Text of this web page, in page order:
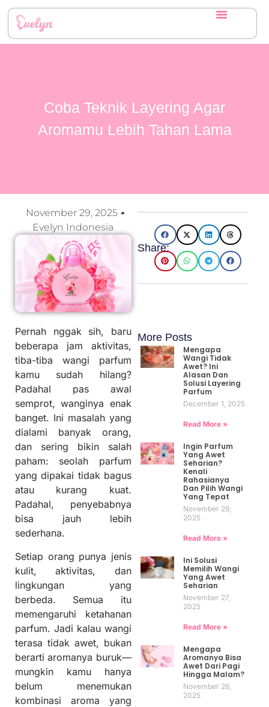
Coba Teknik Layering Agar
Aromamu Lebih Tahan Lama
November 29, 2025
Evelyn Indonesia
Pernah nggak sih, baru
beberapa jam aktivitas,
tiba-tiba wangi parfum
kamu sudah hilang?
Padahal pas awal
semprot, wanginya enak
banget. Ini masalah yang
dialami banyak orang,
dan sering bikin salah
paham: seolah parfum
yang dipakai tidak bagus
atau kurang kuat.
Padahal, penyebabnya
bisa jauh lebih
sederhana.
Setiap orang punya jenis
kulit, aktivitas, dan
lingkungan yang
berbeda. Semua itu
memengaruhi ketahanan
parfum. Jadi kalau wangi
terasa tidak awet, bukan
berarti aromanya buruk—
mungkin kamu hanya
belum menemukan
kombinasi aroma yang
Share:
More Posts
Mengapa
Wangi Tidak
Awet? Ini
Alasan Dan
Solusi Layering
Parfum
December 1, 2025
Read More »
Ingin Parfum
Yang Awet
Seharian?
Kenali
Rahasianya
Dan Pilih Wangi
Yang Tepat
November 28,
2025
Read More »
Ini Solusi
Memilih Wangi
Yang Awet
Seharian
November 27,
2025
Read More »
Mengapa
Aromanya Bisa
Awet Dari Pagi
Hingga Malam?
November 26,
2025